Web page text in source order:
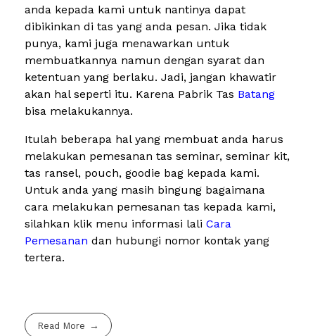
anda kepada kami untuk nantinya dapat
dibikinkan di tas yang anda pesan. Jika tidak
punya, kami juga menawarkan untuk
membuatkannya namun dengan syarat dan
ketentuan yang berlaku. Jadi, jangan khawatir
akan hal seperti itu. Karena Pabrik Tas Batang
bisa melakukannya.
Itulah beberapa hal yang membuat anda harus
melakukan pemesanan tas seminar, seminar kit,
tas ransel, pouch, goodie bag kepada kami.
Untuk anda yang masih bingung bagaimana
cara melakukan pemesanan tas kepada kami,
silahkan klik menu informasi lali Cara
Pemesanan dan hubungi nomor kontak yang
tertera.
Read More